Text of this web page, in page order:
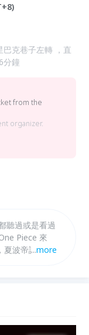
克巷子左轉 ，直
分鐘
from the
organizer.
聽過或是看過
Piece 來
夏波帝諸島等
...more